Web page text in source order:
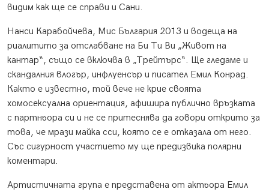
видим как ще се справи и Сани.
Нанси Карабойчева, Мис България 2013 и водеща на
риалитито за отслабване на Би Ти Ви „Живот на
кантар“, също се включва в „Трейтърс“. Ще гледаме и
скандалния влогър, инфлуенсър и писател Емил Конрад.
Както е известно, той вече не крие своята
хомосексуална ориентация, афишира публично връзката
с партньора си и не се притеснява да говори открито за
това, че мрази майка сси, която се е отказала от него.
Със сигурност участието му ще предизвика полярни
коментари.
Артистичната група е представена от актьора Емил